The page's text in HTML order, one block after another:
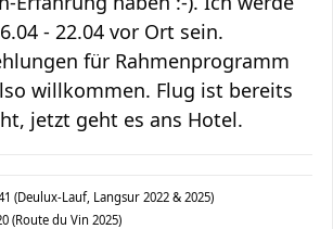
- 22.04 vor Ort sein.
für Rahmenprogramm
willkommen. Flug ist bereits
jetzt geht es ans Hotel.
(Deulux-Lauf, Langsur 2022 & 2025)
(Route du Vin 2025)